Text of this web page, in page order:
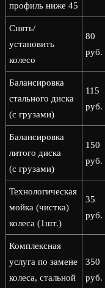
профиль ниже 45
Снять/
установить
колесо
80
руб.
Балансировка
стального диска
(с грузами)
115
руб.
Балансировка
литого диска
(с грузами)
150
руб.
Технологическая
мойка (чистка)
колеса (1шт.)
35
руб.
Комплексная
услуга по замене
колеса, стальной
350
руб.